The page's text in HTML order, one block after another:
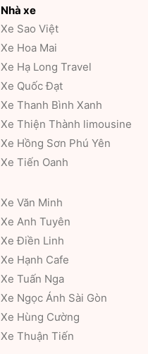
Nhà xe
Xe Sao Việt
Xe Hoa Mai
Xe Hạ Long Travel
Xe Quốc Đạt
Xe Thanh Bình Xanh
Xe Thiện Thành limousine
Xe Hồng Sơn Phú Yên
Xe Tiến Oanh
Xe Văn Minh
Xe Anh Tuyên
Xe Điền Linh
Xe Hạnh Cafe
Xe Tuấn Nga
Xe Ngọc Ánh Sài Gòn
Xe Hùng Cường
Xe Thuận Tiến